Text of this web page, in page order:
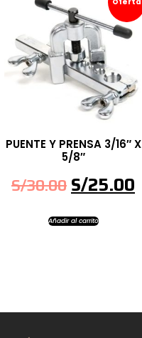
PUENTE Y PRENSA 3/16″ X
5/8″
S/30.00S/25.00
Añadir al carrito